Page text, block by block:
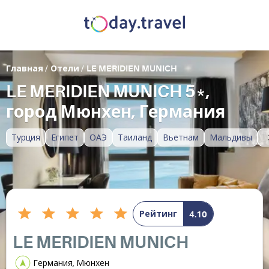
Турция Египет ОАЭ Таиланд Вьетнам Мальдивы
Главная / Отели/ LE MERIDIEN MUNICH
LE MERIDIEN MUNICH 5*,
город Мюнхен, Германия
Рейтинг 4.10
LE MERIDIEN MUNICH
Германия, Мюнхен